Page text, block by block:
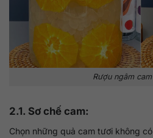
Rượu ngâm
2.1. Sơ chế cam:
Chọn những quả cam tươi không